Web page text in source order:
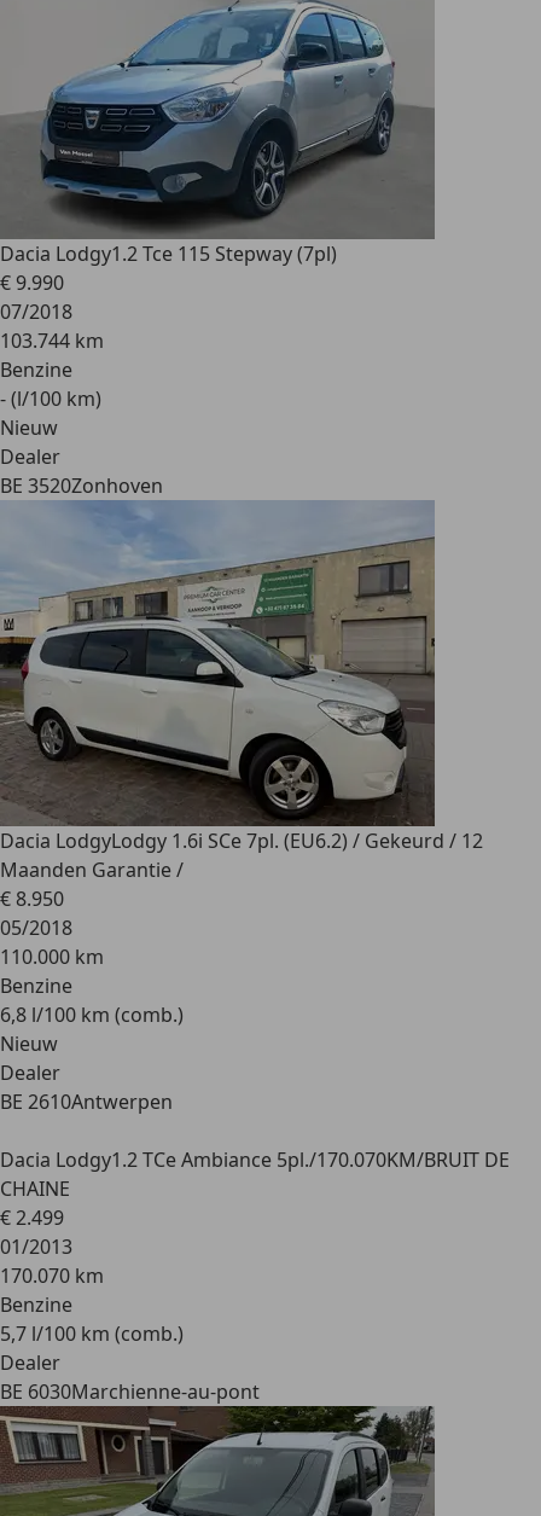
Dacia Lodgy1.2 Tce 115 Stepway (7pl)
€ 9.990
07/2018
103.744 km
Benzine
- (l/100 km)
Nieuw
Dealer
BE 3520Zonhoven
Dacia LodgyLodgy 1.6i SCe 7pl. (EU6.2) / Gekeurd / 12
Maanden Garantie /
€ 8.950
05/2018
110.000 km
Benzine
6,8 l/100 km (comb.)
Nieuw
Dealer
BE 2610Antwerpen
Dacia Lodgy1.2 TCe Ambiance 5pl./170.070KM/BRUIT DE
CHAINE
€ 2.499
01/2013
170.070 km
Benzine
5,7 l/100 km (comb.)
Dealer
BE 6030Marchienne-au-pont